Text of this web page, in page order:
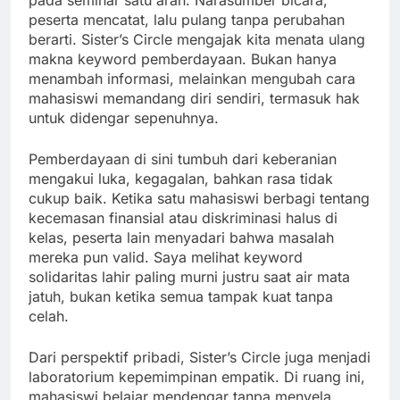
peserta mencatat, lalu pulang tanpa perubahan
berarti. Sister’s Circle mengajak kita menata ulang
makna keyword pemberdayaan. Bukan hanya
menambah informasi, melainkan mengubah cara
mahasiswi memandang diri sendiri, termasuk hak
untuk didengar sepenuhnya.
Pemberdayaan di sini tumbuh dari keberanian
mengakui luka, kegagalan, bahkan rasa tidak
cukup baik. Ketika satu mahasiswi berbagi tentang
kecemasan finansial atau diskriminasi halus di
kelas, peserta lain menyadari bahwa masalah
mereka pun valid. Saya melihat keyword
solidaritas lahir paling murni justru saat air mata
jatuh, bukan ketika semua tampak kuat tanpa
celah.
Dari perspektif pribadi, Sister’s Circle juga menjadi
laboratorium kepemimpinan empatik. Di ruang ini,